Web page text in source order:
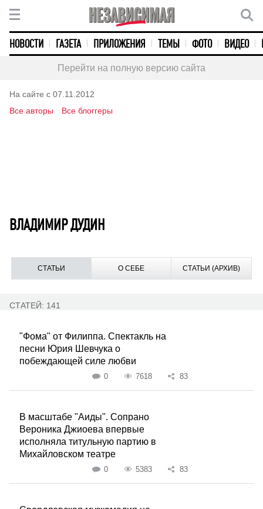
НОВОСТИ ГАЗЕТА ПРИЛОЖЕНИЯ ТЕМЫ ФОТО ВИДЕО
Перейти на полную версию сайта
На сайте с 07.11.2012
Все авторы
Все блоггеры
ВЛАДИМИР ДУДИН
СТАТЬИ О СЕБЕ СТАТЬИ (АРХИВ)
СТАТЕЙ: 141
"Фома" от Филиппа. Спектакль на
песни Юрия Шевчука о
побеждающей силе любви
0 7618 83
В масштабе "Аиды". Сопрано
Вероника Джиоева впервые
исполняла титульную партию в
Михайловском театре
0 5383 83